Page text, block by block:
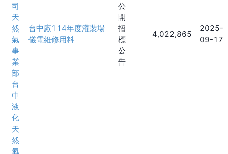
司
天
然
氣
事
業
部
台
中
液
化
天
然
氣
台中廠114年度灌裝場
儀電維修用料
公
開
招
標
公
告
4,022,865
2025-
09-17